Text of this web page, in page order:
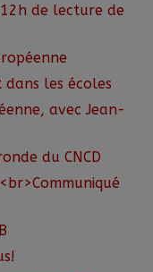
12h de lecture de
dans les écoles
avec Jean-
du CNCD